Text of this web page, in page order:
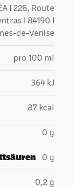
I 228, Route
I 84190 I
de-Venise
pro 100 ml
364 kJ
87 kcal
0 g
0 g
0,2 g